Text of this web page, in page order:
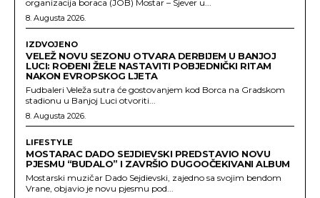
organizacija boraca (JOB) Mostar – Sjever u...
8. Augusta 2026.
IZDVOJENO
VELEŽ NOVU SEZONU OTVARA DERBIJEM U BANJOJ
LUCI: ROĐENI ŽELE NASTAVITI POBJEDNIČKI RITAM
NAKON EVROPSKOG LJETA
Fudbaleri Veleža sutra će gostovanjem kod Borca na Gradskom
stadionu u Banjoj Luci otvoriti...
8. Augusta 2026.
LIFESTYLE
MOSTARAC DADO SEJDIEVSKI PREDSTAVIO NOVU
PJESMU “BUDALO” I ZAVRŠIO DUGOOČEKIVANI ALBUM
Mostarski muzičar Dado Sejdievski, zajedno sa svojim bendom
Vrane, objavio je novu pjesmu pod...